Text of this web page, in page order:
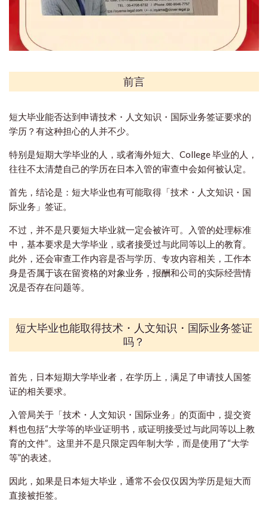
前言
短大毕业能否达到申请技术・人文知识・国际业务签证要求的
学历？有这种担心的人并不少。
特别是短期大学毕业的人，或者海外短大、College 毕业的人，
往往不太清楚自己的学历在日本入管的审查中会如何被认定。
首先，结论是：短大毕业也有可能取得「技术・人文知识・国
际业务」签证。
不过，并不是只要短大毕业就一定会被许可。入管的处理标准
中，基本要求是大学毕业，或者接受过与此同等以上的教育。
此外，还会审查工作内容是否与学历、专攻内容相关，工作本
身是否属于该在留资格的对象业务，报酬和公司的实际经营情
况是否存在问题等。
短大毕业也能取得技术・人文知识・国际业务签证
吗？
首先，日本短期大学毕业者，在学历上，满足了申请技人国签
证的相关要求。
入管局关于「技术・人文知识・国际业务」的页面中，提交资
料也包括“大学等的毕业证明书，或证明接受过与此同等以上教
育的文件”。这里并不是只限定四年制大学，而是使用了“大学
等”的表述。
因此，如果是日本短大毕业，通常不会仅仅因为学历是短大而
直接被拒签。